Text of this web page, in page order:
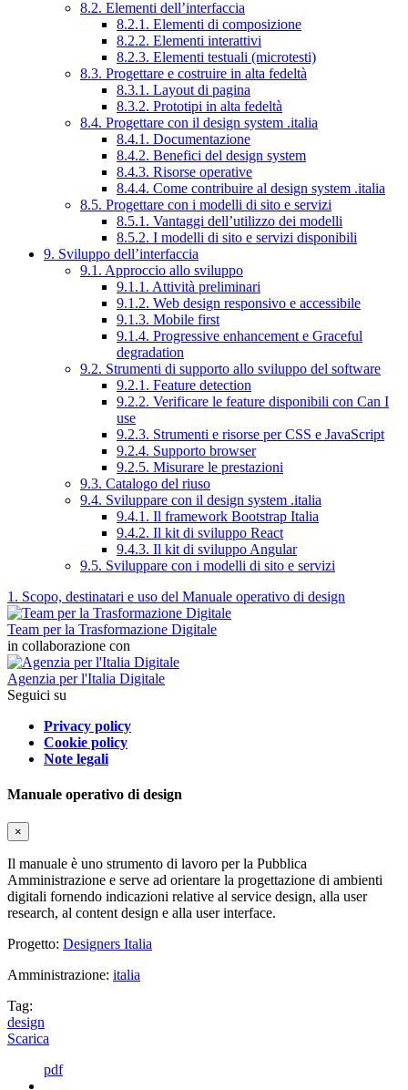
8.2. Elementi dell’interfaccia
8.2.1. Elementi di composizione
8.2.2. Elementi interattivi
8.2.3. Elementi testuali (microtesti)
8.3. Progettare e costruire in alta fedeltà
8.3.1. Layout di pagina
8.3.2. Prototipi in alta fedeltà
8.4. Progettare con il design system .italia
8.4.1. Documentazione
8.4.2. Benefici del design system
8.4.3. Risorse operative
8.4.4. Come contribuire al design system .italia
8.5. Progettare con i modelli di sito e servizi
8.5.1. Vantaggi dell’utilizzo dei modelli
8.5.2. I modelli di sito e servizi disponibili
9. Sviluppo dell’interfaccia
9.1. Approccio allo sviluppo
9.1.1. Attività preliminari
9.1.2. Web design responsivo e accessibile
9.1.3. Mobile first
9.1.4. Progressive enhancement e Graceful
degradation
9.2. Strumenti di supporto allo sviluppo del software
9.2.1. Feature detection
9.2.2. Verificare le feature disponibili con Can I
use
9.2.3. Strumenti e risorse per CSS e JavaScript
9.2.4. Supporto browser
9.2.5. Misurare le prestazioni
9.3. Catalogo del riuso
9.4. Sviluppare con il design system .italia
9.4.1. Il framework Bootstrap Italia
9.4.2. Il kit di sviluppo React
9.4.3. Il kit di sviluppo Angular
9.5. Sviluppare con i modelli di sito e servizi
1. Scopo, destinatari e uso del Manuale operativo di design
Team per la Trasformazione Digitale
in collaborazione con
Agenzia per l'Italia Digitale
Seguici su
Privacy policy
Cookie policy
Note legali
Manuale operativo di design
×
Il manuale è uno strumento di lavoro per la Pubblica
Amministrazione e serve ad orientare la progettazione di ambienti
digitali fornendo indicazioni relative al service design, alla user
research, al content design e alla user interface.
Progetto: Designers Italia
Amministrazione: italia
Tag:
design
Scarica
pdf